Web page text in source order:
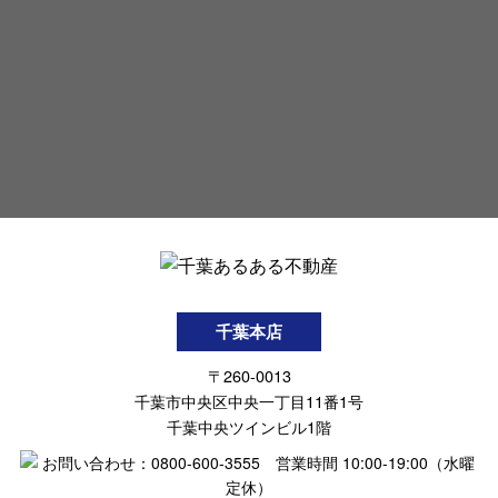
千葉本店
〒260-0013
千葉市中央区中央一丁目11番1号
千葉中央ツインビル1階